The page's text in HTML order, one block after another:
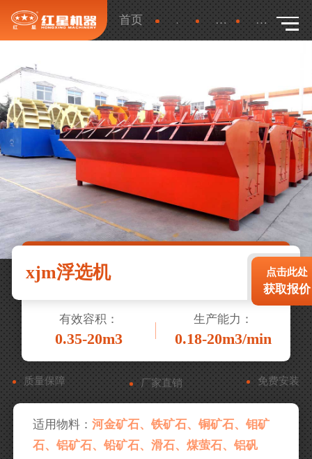
首页 产品 更多 详细
xjm浮选机 点击此处
获取报价
有效容积：
0.35-20m3
生产能力：
0.18-20m3/min
质量保障 厂家直销 免费安装
适用物料：河金矿石、铁矿石、铜矿石、钼矿
石、铝矿石、铅矿石、滑石、煤萤石、铝矾